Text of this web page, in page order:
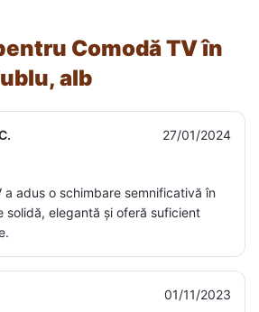
Comodă TV în
alb
27/01/2024
a adus o schimbare semnificativă în
solidă, elegantă și oferă suficient
01/11/2023